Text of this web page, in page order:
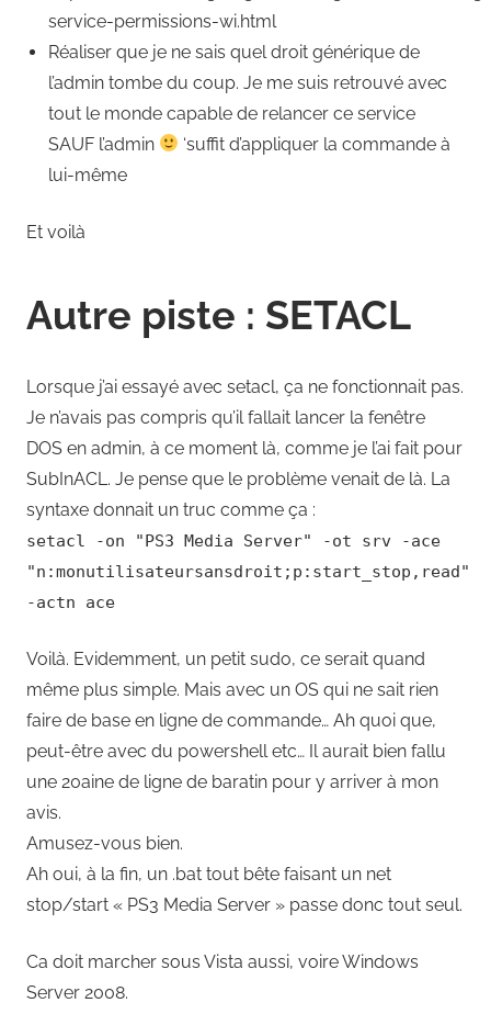
service-permissions-wi.html
Réaliser que je ne sais quel droit générique de
l’admin tombe du coup. Je me suis retrouvé avec
tout le monde capable de relancer ce service
SAUF l’admin
‘suffit d’appliquer la commande à
lui-même
Et voilà
Autre piste : SETACL
Lorsque j’ai essayé avec setacl, ça ne fonctionnait pas.
Je n’avais pas compris qu’il fallait lancer la fenêtre
DOS en admin, à ce moment là, comme je l’ai fait pour
SubInACL. Je pense que le problème venait de là. La
syntaxe donnait un truc comme ça :
setacl -on "PS3 Media Server" -ot srv -ace
"n:monutilisateursansdroit;p:start_stop,read"
-actn ace
Voilà. Evidemment, un petit sudo, ce serait quand
même plus simple. Mais avec un OS qui ne sait rien
faire de base en ligne de commande… Ah quoi que,
peut-être avec du powershell etc… Il aurait bien fallu
une 20aine de ligne de baratin pour y arriver à mon
avis.
Amusez-vous bien.
Ah oui, à la fin, un .bat tout bête faisant un net
stop/start « PS3 Media Server » passe donc tout seul.
Ca doit marcher sous Vista aussi, voire Windows
Server 2008.